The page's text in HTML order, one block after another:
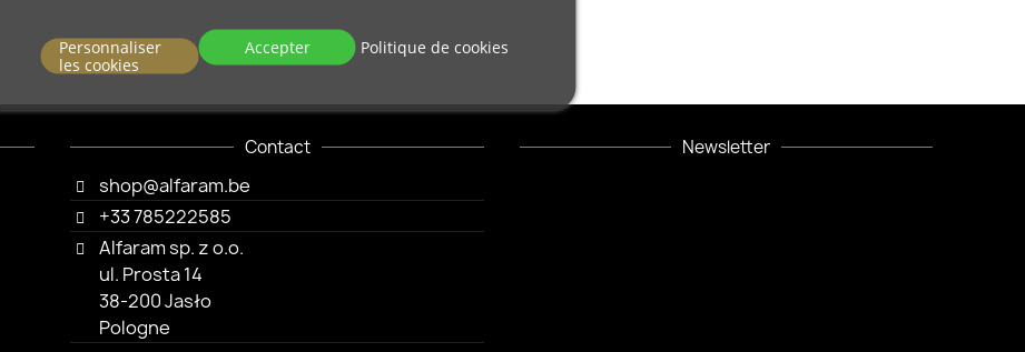
Contact
shop@alfaram.be
+33 785222585
Alfaram sp. z o.o.
ul. Prosta 14
38-200 Jasło
Pologne
Newsletter
Politique de cookies
Personnaliser
les cookies
Accepter